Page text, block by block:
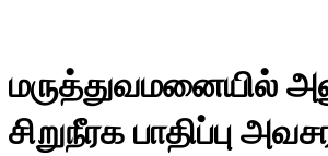
மருத்துவமனையில்
சிறுநீரக பாதிப்பு